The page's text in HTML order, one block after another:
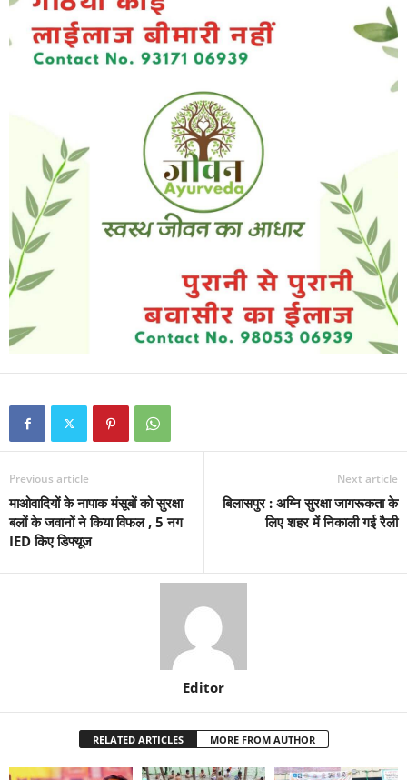
Previous article
माओवादियों के नापाक मंसूबों को सुरक्षा
बलों के जवानों ने किया विफल , 5 नग
IED किए डिफ्यूज
Next article
बिलासपुर : अग्नि सुरक्षा जागरूकता के
लिए शहर में निकाली गई रैली
Editor
RELATED ARTICLES MORE FROM AUTHOR